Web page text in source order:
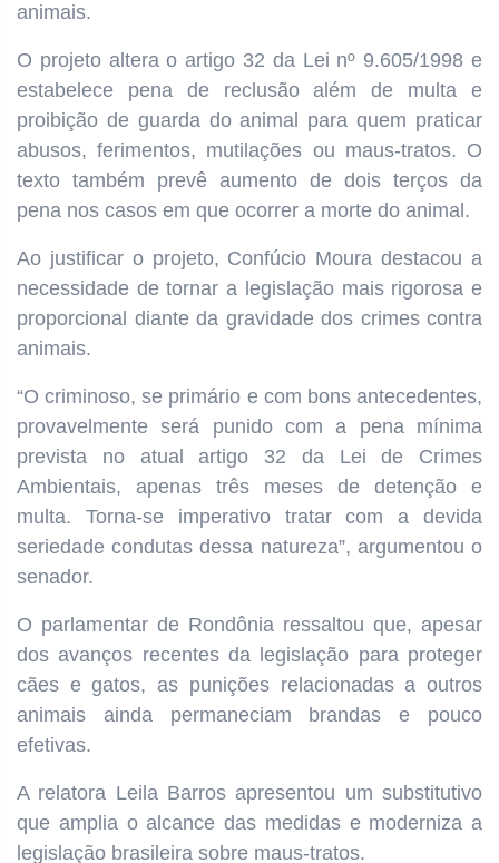
animais.
O projeto altera o artigo 32 da Lei nº 9.605/1998 e
estabelece pena de reclusão além de multa e
proibição de guarda do animal para quem praticar
abusos, ferimentos, mutilações ou maus-tratos. O
texto também prevê aumento de dois terços da
pena nos casos em que ocorrer a morte do animal.
Ao justificar o projeto, Confúcio Moura destacou a
necessidade de tornar a legislação mais rigorosa e
proporcional diante da gravidade dos crimes contra
animais.
“O criminoso, se primário e com bons antecedentes,
provavelmente será punido com a pena mínima
prevista no atual artigo 32 da Lei de Crimes
Ambientais, apenas três meses de detenção e
multa. Torna-se imperativo tratar com a devida
seriedade condutas dessa natureza”, argumentou o
senador.
O parlamentar de Rondônia ressaltou que, apesar
dos avanços recentes da legislação para proteger
cães e gatos, as punições relacionadas a outros
animais ainda permaneciam brandas e pouco
efetivas.
A relatora Leila Barros apresentou um substitutivo
que amplia o alcance das medidas e moderniza a
legislação brasileira sobre maus-tratos.